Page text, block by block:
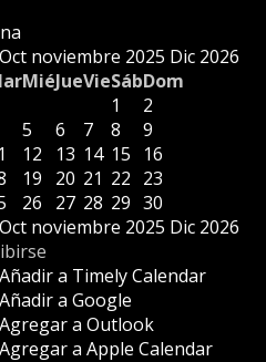
Oct noviembre 2025 Dic 2026
MiéJueVieSábDom
1
2
5 6 7 8
9
12 13 14 15
16
19 20 21 22 23
26 27 28 29 30
Oct noviembre 2025 Dic 2026
Añadir a Timely Calendar
Añadir a Google
Agregar a Outlook
Agregar a Apple Calendar